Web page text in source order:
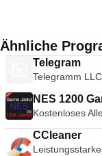
Ähnliche
Telegram
Telegramm
NES 1200
Kostenloses
CCleaner